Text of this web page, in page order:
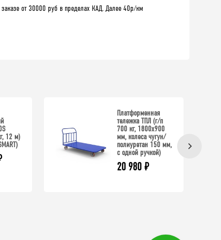
заказе от 30000 руб в пределах КАД. Далее 40р/км
12 м)
Платформенная
тележка ТПЛ (г/п
700 кг, 1800x900
мм, колеса чугун/
полиуретан 150 мм,
с одной ручкой)
20 980 ₽